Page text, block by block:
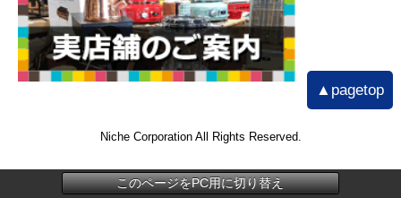
▲pagetop
Niche Corporation All Rights Reserved.
このページをPC用に切り替え